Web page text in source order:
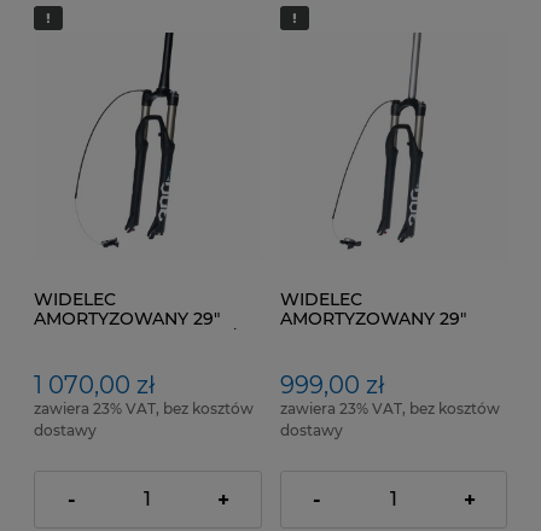
WIDELEC
AMORTYZOWANY 29"
Czarny mat
1 070,00 zł
zawiera 23% VAT, bez kosztów
dostawy
- +
WIDELEC
AMORTYZOWANY 29"
999,00 zł
zawiera 23% VAT, bez kosztów
dostawy
- +